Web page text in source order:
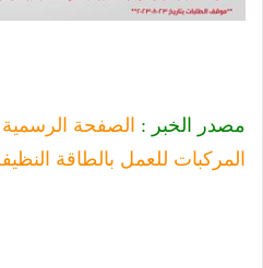
مصدر الخبر : الصفحة الرسمية
المركبات للعمل بالطاقة